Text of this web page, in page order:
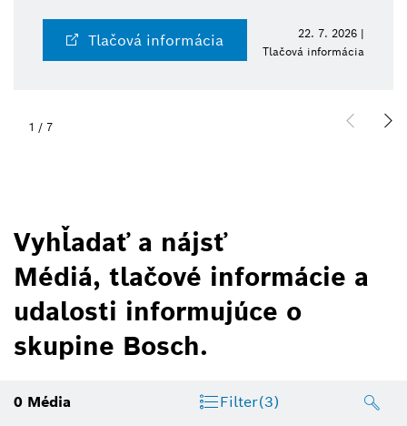
Tlačová informácia
22. 7. 2026 |
Tlačová informácia
1 / 7
Vyhľadať a nájsť
Médiá, tlačové informácie a
udalosti informujúce o
skupine Bosch.
0 Média Filter(3)